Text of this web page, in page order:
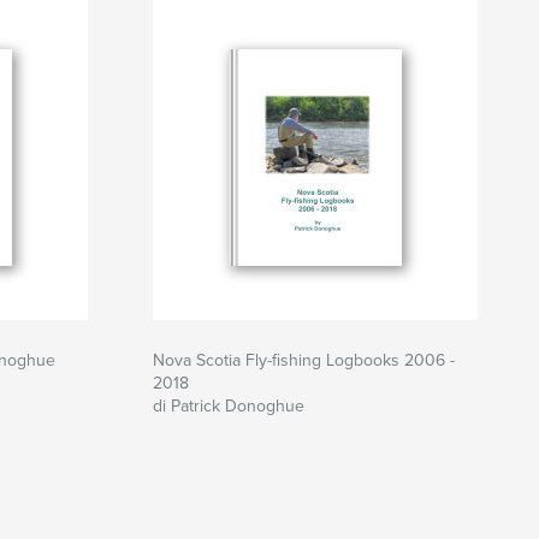
Nova Scotia Fly-fishing Logbooks 2006 -
2018
di Patrick Donoghue